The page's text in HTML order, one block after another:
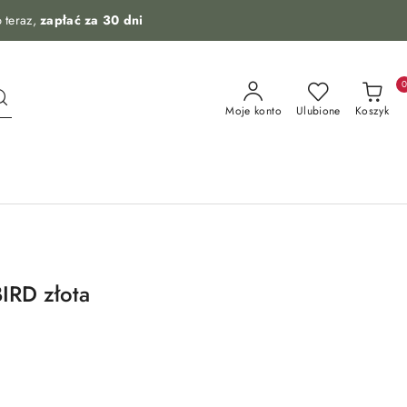
teraz, zapłać za 30 dni
Moje konto Ulubione Koszyk
0
złota